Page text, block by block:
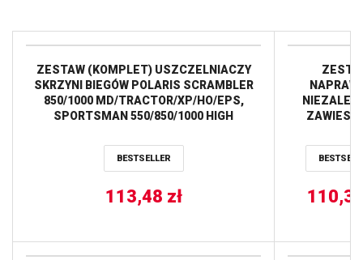
ZESTAW (KOMPLET) USZCZELNIACZY
SKRZYNI BIEGÓW POLARIS SCRAMBLER
850/1000 MD/TRACTOR/XP/HO/EPS,
SPORTSMAN 550/850/1000 HIGH
ALL BALLS
BESTSELLER
113,48 zł
(WAHACZY
POLARIS
BALLS